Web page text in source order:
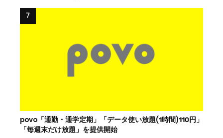
povo「通勤・通学定期」「データ使い放題(1時間)110円」
「毎週末だけ放題」を提供開始